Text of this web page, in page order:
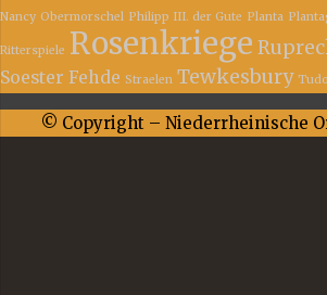
Nancy Obermorschel Philipp III. der Gute Planta
Ritterspiele Rosenkriege
Soester Fehde Straelen Tewkesbury
© Copyright – Niederrheinische